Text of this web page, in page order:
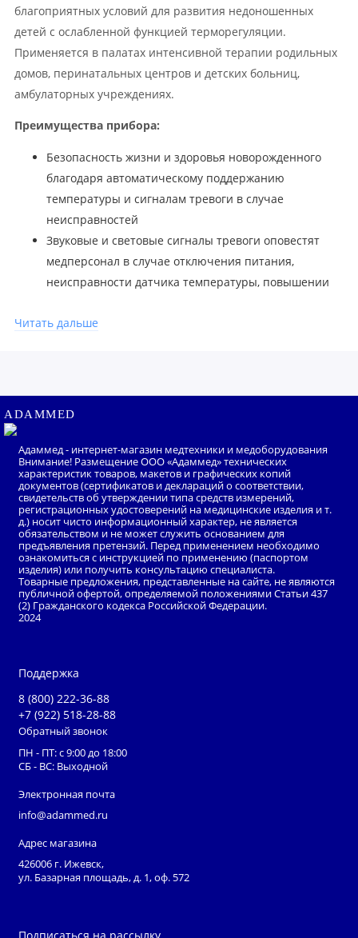
благоприятных условий для развития недоношенных
детей с ослабленной функцией терморегуляции.
Применяется в палатах интенсивной терапии родильных
домов, перинатальных центров и детских больниц,
амбулаторных учреждениях.
Преимущества прибора:
Безопасность жизни и здоровья новорожденного
благодаря автоматическому поддержанию
температуры и сигналам тревоги в случае
неисправностей
Звуковые и световые сигналы тревоги оповестят
медперсонал в случае отключения питания,
неисправности датчика температуры, повышении
системе регулирования температуры и отклонения
подвешивается на борт кроватки)
Высокая точность установки температуры 0,1 °С и
точность поддержания температуры ±0,7 °С
Съемный чехол из фланели легко стирается,
обеспечивая гигиеничное использование прибора,
сменный чехол — в наличии
Гибкий нагревательный элемент изолирован в
матраце, защищен от проникновения жидкостей
Комплектация:
Валик в матерчатом чехле
Комплект эксплуатационной документации
Читать дальше
ADAMMED
Адаммед - интернет-магазин медтехники и медоборудования
Внимание! Размещение ООО «Адаммед» технических
характеристик товаров, макетов и графических копий
документов (сертификатов и деклараций о соответствии,
свидетельств об утверждении типа средств измерений,
регистрационных удостоверений на медицинские изделия и т.
д.) носит чисто информационный характер, не является
обязательством и не может служить основанием для
предъявления претензий. Перед применением необходимо
ознакомиться с инструкцией по применению (паспортом
изделия) или получить консультацию специалиста.
Товарные предложения, представленные на сайте, не являются
публичной офертой, определяемой положениями Статьи 437
(2) Гражданского кодекса Российской Федерации.
2024
Поддержка
8 (800) 222-36-88
+7 (922) 518-28-88
Обратный звонок
ПН - ПТ: с 9:00 до 18:00
СБ - ВС: Выходной
Электронная почта
info@adammed.ru
Адрес магазина
426006 г. Ижевск,
ул. Базарная площадь, д. 1, оф. 572